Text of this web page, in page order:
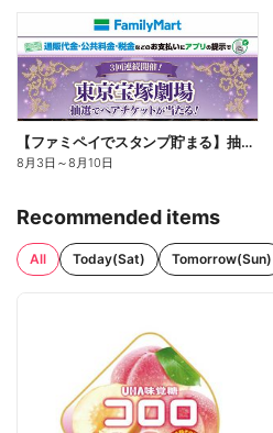
【ファミペイでスタンプ貯まる】抽選でペアチケットが当たる!
8月3日 ～8月10日
Recommended items
All Today(Sat) Tomorrow(Sun)